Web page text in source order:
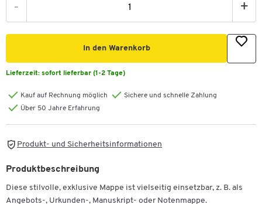
- +
In den Warenkorb
Lieferzeit: sofort lieferbar (1-2 Tage)
Kauf auf Rechnung möglich
Sichere und schnelle Zahlung
Über 50 Jahre Erfahrung
Produkt- und Sicherheitsinformationen
Produktbeschreibung
Diese stilvolle, exklusive Mappe ist vielseitig einsetzbar, z. B. als
Angebots-, Urkunden-, Manuskript- oder Notenmappe.